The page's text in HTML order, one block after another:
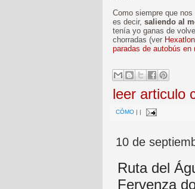
Como siempre que
es decir, saliendo al
tenía yo ganas de
chorradas (ver
paradas de autobús en
leer articulo
CÓMO | |
10 de
Ruta del
Fervenza